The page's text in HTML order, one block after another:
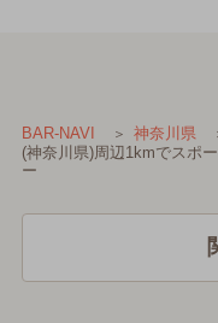
BAR-NAVI 神奈川県
(神奈川県)周辺1kmでスポ
ー